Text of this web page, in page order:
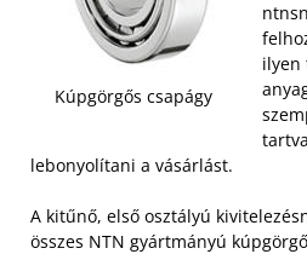
Kúpgörgős csapágy
ilyen
lebonyolítani a vásárlást.
A kitűnő, első osztályú
összes NTN gyártmányú